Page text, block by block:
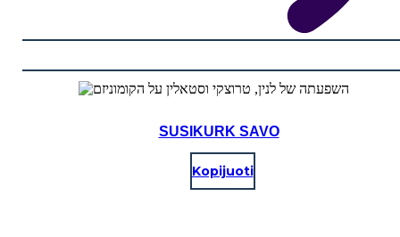
SUSIKURK SAVO
Kopijuoti